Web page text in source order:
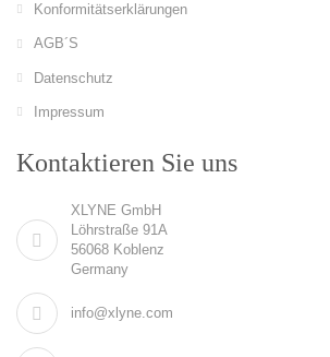
Konformitätserklärungen
AGB´S
Datenschutz
Impressum
Kontaktieren Sie uns
XLYNE GmbH
Löhrstraße 91A
56068 Koblenz
Germany
info@xlyne.com